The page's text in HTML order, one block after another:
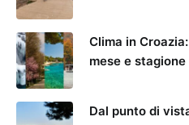
Clima in
mese e stagione
Dal punto di